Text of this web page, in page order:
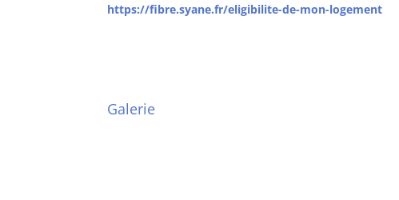
https://fibre.syane.fr/eligibilite-de-mon-logement
Galerie